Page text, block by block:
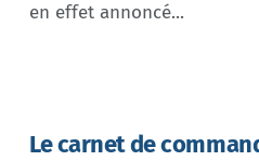
en effet annoncé...
Le carnet de